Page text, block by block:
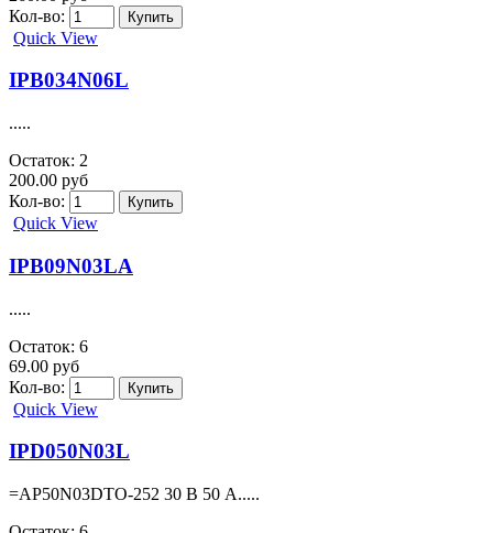
IPA60R385CP
.....
210.00 руб
Кол-во:
Quick View
IPA65R1K5CE
.....
155.00 руб
Кол-во:
Quick View
IPA80R360P7XKSA1
.....
260.00 руб
Кол-во: